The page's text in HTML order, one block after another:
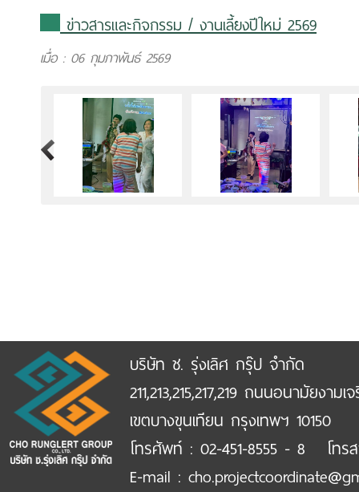
ข่าวสารและกิจกรรม/ งานเลี้ยงปีใหม่ 2569
เมื่อ : 06 กุมภาพันธ์ 2569
>
บริษัท ช. รุ่งเลิศ กรุ๊ป จำกัด
211,213,215,217,219 ถนนอนามัยงา
เขตบางขุนเทียน กรุงเทพฯ 10150
โทรศัพท์ : 02-451-8555 - 8 โทรส
E-mail :